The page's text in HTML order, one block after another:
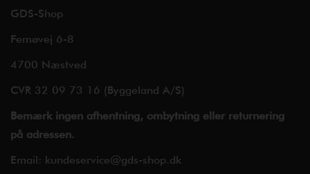
GDS-Shop
Femøvej 6-8
4700 Næstved
CVR 32 09 73 16 (Byggeland A/S)
Bemærk ingen afhentning, ombytning eller returnering
på adressen.
Email: kundeservice@gds-shop.dk